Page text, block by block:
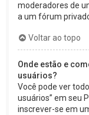
moderadores de
a um fórum
Voltar ao topo
Onde estão e
usuários?
Você pode ver
usuários” em seu
inscrever-se em